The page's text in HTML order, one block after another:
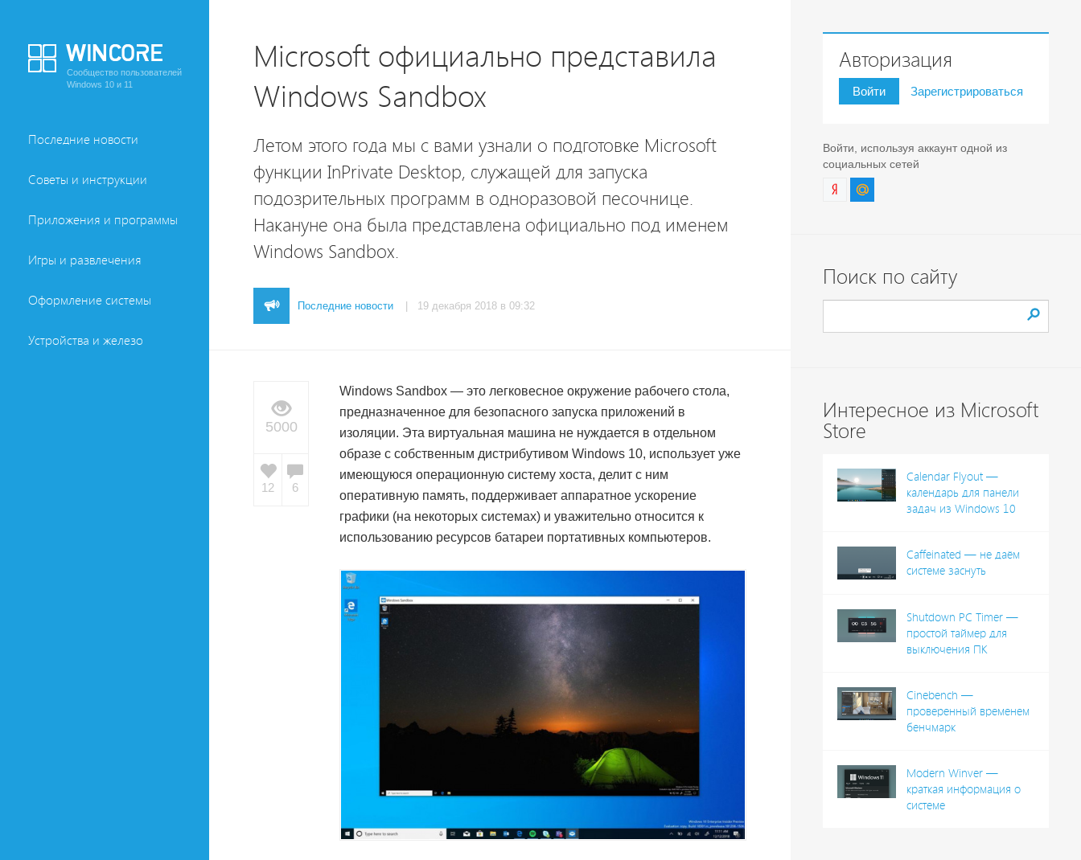
Сообщество пользователей
Windows 10 и 11
Последние новости
Советы и инструкции
Приложения и программы
Игры и развлечения
Оформление системы
Устройства и железо
Microsoft официально представила
Windows Sandbox
Летом этого года мы с вами узнали о подготовке Microsoft
функции InPrivate Desktop, служащей для запуска
подозрительных программ в одноразовой песочнице.
Накануне она была представлена официально под именем
Windows Sandbox.
Последние новости | 19 декабря 2018 в 09:32
5000
12 6
Windows Sandbox — это легковесное окружение рабочего стола,
предназначенное для безопасного запуска приложений в
изоляции. Эта виртуальная машина не нуждается в отдельном
образе с собственным дистрибутивом Windows 10, использует уже
имеющуюся операционную систему хоста, делит с ним
оперативную память, поддерживает аппаратное ускорение
графики (на некоторых системах) и уважительно относится к
использованию ресурсов батареи портативных компьютеров.
Авторизация
Войти Зарегистрироваться
Войти, используя аккаунт одной из
социальных сетей
Поиск по сайту
Интересное из Microsoft
Store
Calendar Flyout —
календарь для панели
задач из Windows 10
Caffeinated — не даём
системе заснуть
Shutdown PC Timer —
простой таймер для
выключения ПК
Cinebench —
проверенный временем
бенчмарк
Modern Winver —
краткая информация о
системе